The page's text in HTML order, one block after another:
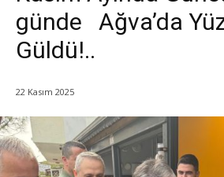
günde Ağva’da
Güldü!..
22 Kasım 2025